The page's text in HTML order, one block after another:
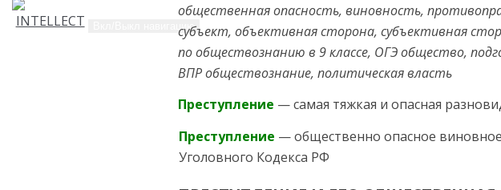
Вкл/Выкл навигацию
общественная опасность, виновность,
субъект, объективная сторона, субъективная
по обществознанию в 9 классе, ОГЭ общество,
ВПР обществознание, политическая власть
Преступление — самая тяжкая и опасная
Преступление — общественно опасное
Уголовного Кодекса РФ